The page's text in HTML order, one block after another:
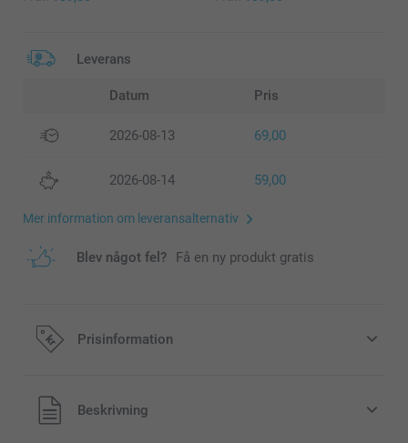
Leverans
Datum Pris
2026-08-13 69,00
2026-08-14 59,00
Mer information om leveransalternativ
Blev något fel? Få en ny produkt gratis
Prisinformation
Alla priser är i svenska kronor (SEK), inklusive moms och
exklusive porto.
Beskrivning